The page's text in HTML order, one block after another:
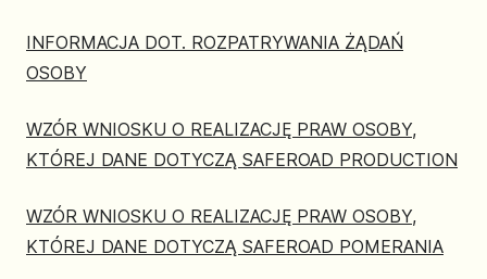
INFORMACJA DOT. ROZPATRYWANIA ŻĄDAŃ
OSOBY
WZÓR WNIOSKU O REALIZACJĘ PRAW OSOBY,
KTÓREJ DANE DOTYCZĄ SAFEROAD PRODUCTION
WZÓR WNIOSKU O REALIZACJĘ PRAW OSOBY,
KTÓREJ DANE DOTYCZĄ SAFEROAD POMERANIA